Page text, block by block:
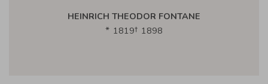
HEINRICH THEODOR FONTANE
1819
1898